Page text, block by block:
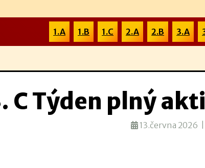
1.A 1.B 1.C 2.A 2.B 3.A
C Týden plný
13.června 2026 |